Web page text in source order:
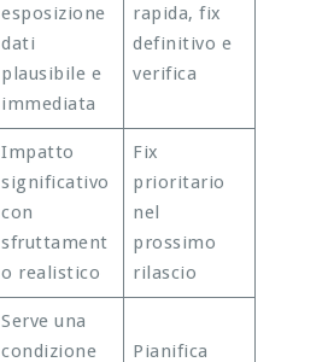
esposizione
dati
plausibile e
immediata
rapida, fix
definitivo e
verifica
Impatto
significativo
con
sfruttament
o realistico
Fix
prioritario
nel
prossimo
rilascio
Serve una
condizione
Pianifica